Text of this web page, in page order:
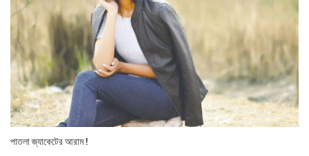
পাতলা জ্যাকেটের আরাম !